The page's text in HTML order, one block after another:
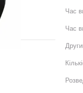
Час
Час